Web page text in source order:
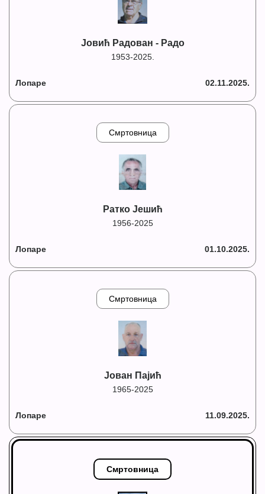
Јовић Радован - Радо
1953-2025.
Лопаре 02.11.2025.
Смртовница
Ратко Јешић
1956-2025
Лопаре 01.10.2025.
Смртовница
Јован Пајић
1965-2025
Лопаре 11.09.2025.
Смртовница